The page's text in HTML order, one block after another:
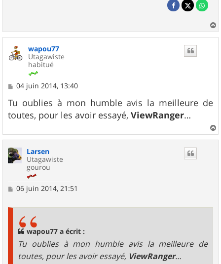
a
wapou77
Utagawiste
habitué
M
s
s
a
e
04 juin 2014, 13:40
Tu oublies à mon humble avis la meilleure de
toutes, pour les avoir essayé, ViewRanger…
a
Larsen
Utagawiste
gourou
M
06 juin 2014, 21:51
wapou77 a écrit :
Tu oublies à mon humble avis la meilleure de
toutes, pour les avoir essayé, ViewRanger…